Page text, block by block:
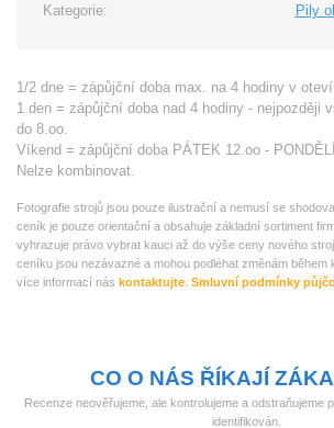
Kategorie: Pily
1/2 dne = zápůjční doba max. na 4 hodiny v
1 den = zápůjční doba nad 4 hodiny - nejpozději
do 8.oo.
Víkend = zápůjční doba PÁTEK 12.oo -
Nelze kombinovat.
Fotografie strojů jsou pouze ilustrační a nemusí se
ceník je pouze orientační a obsahuje základní sortiment
vyhrazuje právo vybrat kauci až do výše ceny nového
ceníku jsou nezávazné a mohou podléhat změnám během
více informací nás kontaktujte Smluvní podmínky
CO O NÁS ŘÍKAJÍ
Recenze neověřujeme, ale kontrolujeme a odstraňujeme
identifikován.